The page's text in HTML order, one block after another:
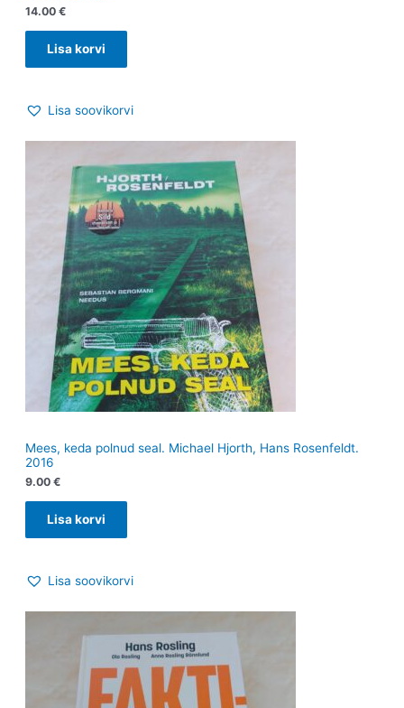
14.00 €
Lisa korvi
Lisa soovikorvi
Mees, keda polnud seal. Michael Hjorth, Hans Rosenfeldt.
2016
9.00 €
Lisa korvi
Lisa soovikorvi